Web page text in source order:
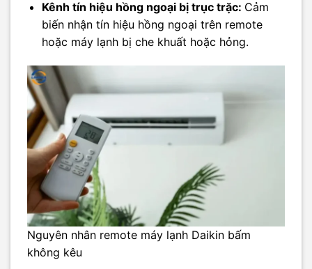
Kênh tín hiệu hồng ngoại bị trục trặc: Cảm
biến nhận tín hiệu hồng ngoại trên remote
hoặc máy lạnh bị che khuất hoặc hỏng.
Nguyên nhân remote máy lạnh Daikin bấm
không kêu